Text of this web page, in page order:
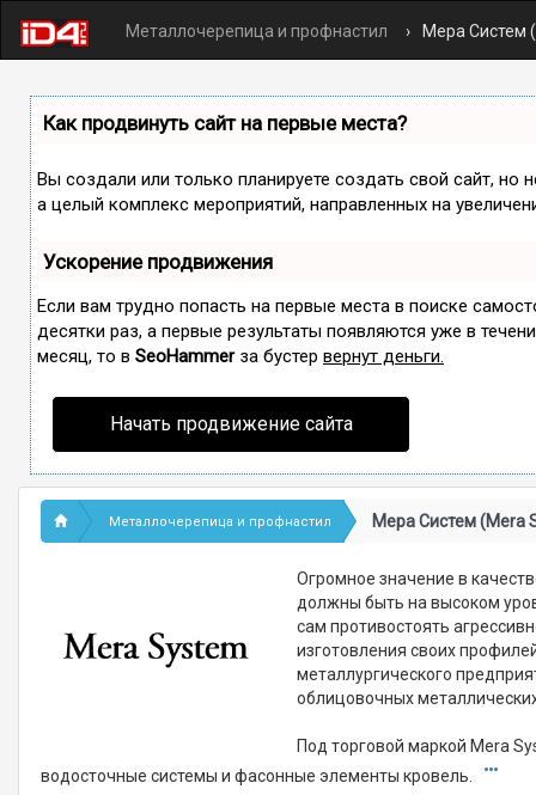
Металлочерепица и профнастил Мера Систем
Как продвинуть сайт на первые места?
Вы создали или только планируете создать свой сайт, но
а целый комплекс мероприятий, направленных на
Ускорение продвижения
Если вам трудно попасть на первые места в поиске
десятки раз, а первые результаты появляются уже в
месяц, то в SeoHammerза бустер вернут деньги.
Начать продвижение сайта
Металлочерепица и профнастил Мера Систем (Mera
Огромное значение в
должны быть на высоком
сам противостоять
изготовления своих
металлургического
облицовочных
Под торговой маркой Mera
водосточные системы и фасонные элементы кровель.